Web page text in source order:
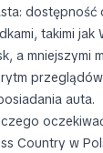
takimi jak
a mniejszymi
auta.
Country w